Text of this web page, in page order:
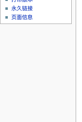
永久链接
页面信息